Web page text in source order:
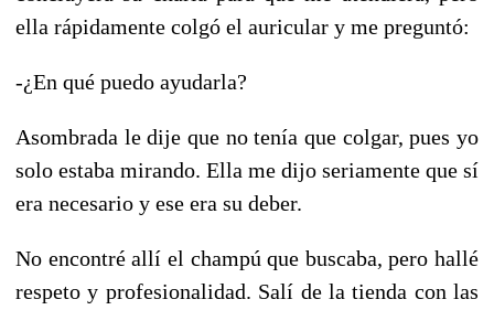
ella rápidamente colgó el auricular y me preguntó:
-¿En qué puedo ayudarla?
Asombrada le dije que no tenía que colgar, pues yo
solo estaba mirando. Ella me dijo seriamente que sí
era necesario y ese era su deber.
No encontré allí el champú que buscaba, pero hallé
respeto y profesionalidad. Salí de la tienda con las